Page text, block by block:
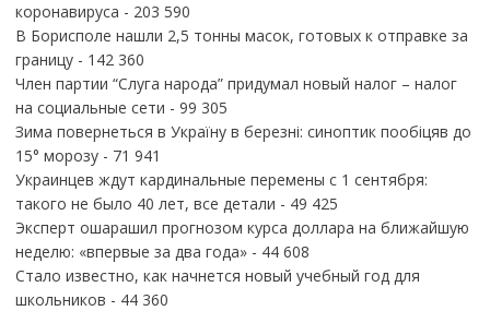
коронавируса - 203 590
В Борисполе нашли 2,5 тонны масок, готовых к отправке за
границу- 142 360
Член партии “Слуга народа” придумал новый налог – налог
на социальные сети - 99 305
Зима повернеться в Україну в березні: синоптик пообіцяв до
15° морозу- 71 941
Украинцев ждут кардинальные перемены с 1 сентября:
такого не было 40 лет, все детали - 49 425
Эксперт ошарашил прогнозом курса доллара на ближайшую
неделю: «впервые за два года»- 44 608
Стало известно, как начнется новый учебный год для
школьников - 44 360